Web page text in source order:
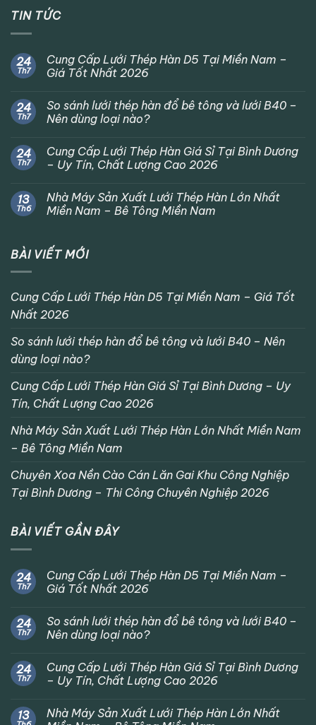
TIN TỨC
24
Th7
Cung Cấp Lưới Thép Hàn D5 Tại Miền Nam –
Giá Tốt Nhất 2026
24
Th7
So sánh lưới thép hàn đổ bê tông và lưới B40 –
Nên dùng loại nào?
24
Th7
Cung Cấp Lưới Thép Hàn Giá Sỉ Tại Bình Dương
– Uy Tín, Chất Lượng Cao 2026
13
Th6
Nhà Máy Sản Xuất Lưới Thép Hàn Lớn Nhất
Miền Nam – Bê Tông Miền Nam
BÀI VIẾT MỚI
Cung Cấp Lưới Thép Hàn D5 Tại Miền Nam – Giá Tốt
Nhất 2026
So sánh lưới thép hàn đổ bê tông và lưới B40 – Nên
dùng loại nào?
Cung Cấp Lưới Thép Hàn Giá Sỉ Tại Bình Dương – Uy
Tín, Chất Lượng Cao 2026
Nhà Máy Sản Xuất Lưới Thép Hàn Lớn Nhất Miền Nam
– Bê Tông Miền Nam
Chuyên Xoa Nền Cào Cán Lăn Gai Khu Công Nghiệp
Tại Bình Dương – Thi Công Chuyên Nghiệp 2026
BÀI VIẾT GẦN ĐÂY
24
Th7
Cung Cấp Lưới Thép Hàn D5 Tại Miền Nam –
Giá Tốt Nhất 2026
24
Th7
So sánh lưới thép hàn đổ bê tông và lưới B40 –
Nên dùng loại nào?
24
Th7
Cung Cấp Lưới Thép Hàn Giá Sỉ Tại Bình Dương
– Uy Tín, Chất Lượng Cao 2026
13
Nhà Máy Sản Xuất Lưới Thép Hàn Lớn Nhất